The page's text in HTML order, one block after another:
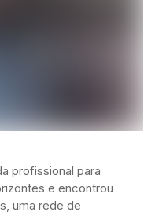
profissional para
e encontrou
uma rede de